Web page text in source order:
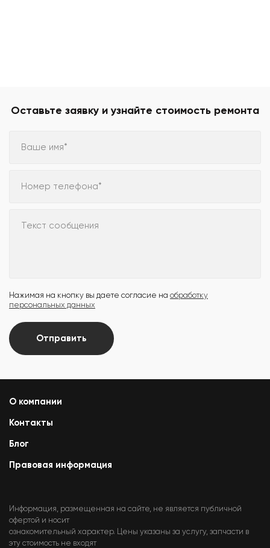
Оставьте заявку и узнайте стоимость ремонта
Ваше имя*
Номер телефона*
Текст сообщения
Нажимая на кнопку вы даете согласие на обработку
персональных данных
Отправить
О компании
Контакты
Блог
Правовая информация
Информация, размещенная на сайте, не является публичной
офертой и носит
ознакомительный характер. Цены указаны за услугу, запчасти в
эту стоимость не входят